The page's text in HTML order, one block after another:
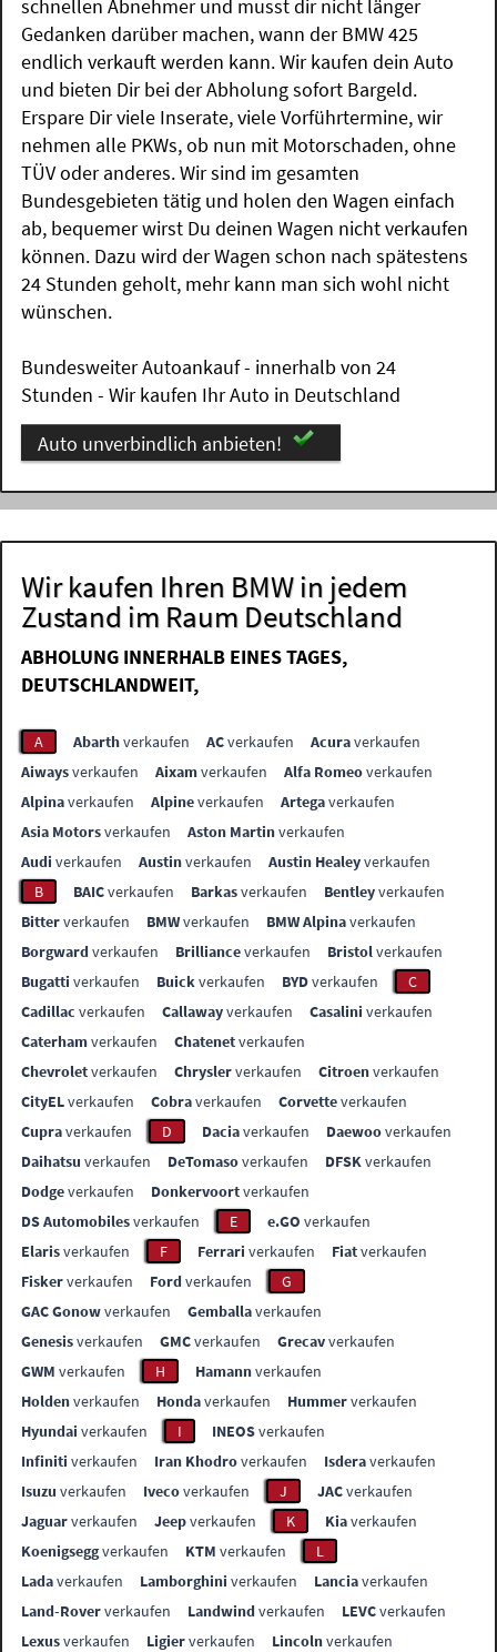
schnellen Abnehmer und musst dir nicht länger
Gedanken darüber machen, wann der BMW 425
endlich verkauft werden kann. Wir kaufen dein Auto
und bieten Dir bei der Abholung sofort Bargeld.
Erspare Dir viele Inserate, viele Vorführtermine, wir
nehmen alle PKWs, ob nun mit Motorschaden, ohne
TÜV oder anderes. Wir sind im gesamten
Bundesgebieten tätig und holen den Wagen einfach
ab, bequemer wirst Du deinen Wagen nicht verkaufen
können. Dazu wird der Wagen schon nach spätestens
24 Stunden geholt, mehr kann man sich wohl nicht
wünschen.
Bundesweiter Autoankauf - innerhalb von 24
Stunden - Wir kaufen Ihr Auto in Deutschland
Auto unverbindlich anbieten!
Wir kaufen Ihren BMW in jedem
Zustand im Raum Deutschland
ABHOLUNG INNERHALB EINES TAGES,
DEUTSCHLANDWEIT,
A Abarthverkaufen ACverkaufen Acuraverkaufen
Aiwaysverkaufen Aixamverkaufen Alfa Romeoverkaufen
Alpinaverkaufen Alpineverkaufen Artegaverkaufen
Asia Motorsverkaufen Aston Martinverkaufen
Audi verkaufen Austinverkaufen Austin Healeyverkaufen
B
BAICverkaufen Barkasverkaufen Bentleyverkaufen
Bitterverkaufen BMWverkaufen BMW Alpinaverkaufen
Borgwardverkaufen Brillianceverkaufen Bristolverkaufen
Bugatti verkaufen Buickverkaufen BYDverkaufen
C
Cadillac verkaufen Callawayverkaufen Casalini verkaufen
Caterhamverkaufen Chatenetverkaufen
Chevroletverkaufen Chryslerverkaufen Citroenverkaufen
CityELverkaufen Cobraverkaufen Corvetteverkaufen
Cupraverkaufen D Daciaverkaufen Daewooverkaufen
Daihatsu verkaufen DeTomasoverkaufen DFSKverkaufen
Dodgeverkaufen Donkervoortverkaufen
DS Automobilesverkaufen E e.GO verkaufen
Elarisverkaufen F Ferrari verkaufen Fiatverkaufen
Fiskerverkaufen Fordverkaufen
G
GAC Gonowverkaufen Gemballaverkaufen
Genesisverkaufen GMCverkaufen Grecavverkaufen
GWM verkaufen H Hamannverkaufen
Holdenverkaufen Hondaverkaufen Hummerverkaufen
Hyundai verkaufen I INEOSverkaufen
Infiniti verkaufen Iran Khodroverkaufen Isderaverkaufen
Isuzu verkaufen Ivecoverkaufen J JACverkaufen
Jaguarverkaufen Jeepverkaufen K Kiaverkaufen
Koenigseggverkaufen KTM verkaufen
L
Ladaverkaufen Lamborghini verkaufen Lanciaverkaufen
Land-Roververkaufen Landwindverkaufen LEVCverkaufen
Lexusverkaufen Ligierverkaufen Lincolnverkaufen